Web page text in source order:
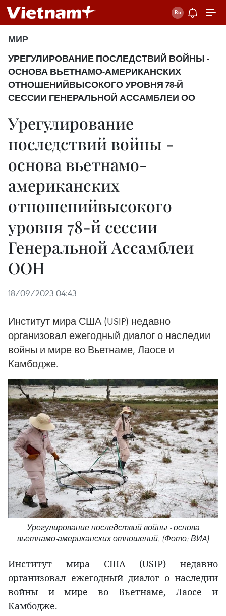
МИР
УРЕГУЛИРОВАНИЕ ПОСЛЕДСТВИЙ ВОЙНЫ -
ОСНОВА ВЬЕТНАМО-АМЕРИКАНСКИХ
ОТНОШЕНИЙВЫСОКОГО УРОВНЯ 78-Й
СЕССИИ ГЕНЕРАЛЬНОЙ АССАМБЛЕИ ОО
Урегулирование
последствий войны -
основа вьетнамо-
американских
отношенийвысокого
уровня 78-й сессии
Генеральной Ассамблеи
ООН
18/09/2023 04:43
Институт мира США (USIP) недавно
организовал ежегодный диалог о наследии
войны и мире во Вьетнаме, Лаосе и
Камбодже.
Урегулирование последствий войны - основа
вьетнамо-американских отношений. (Фото: ВИA)
Институт мира США (USIP) недавно
организовал ежегодный диалог о наследии
войны и мире во Вьетнаме, Лаосе и
Камбодже.